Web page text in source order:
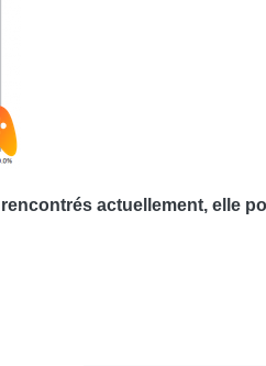
actuellement, elle